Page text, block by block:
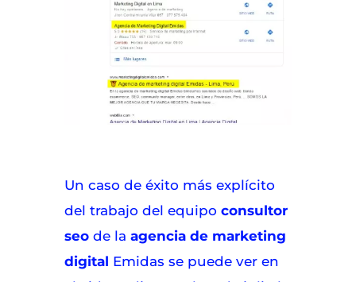
Un caso de éxito más explícito
del trabajo del equipo consultor
seode la agencia de marketing
digital Emidas se puede ver en